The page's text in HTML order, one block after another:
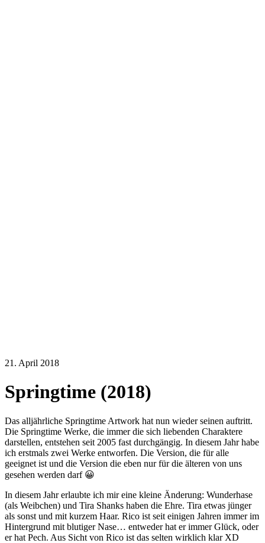
21. April 2018
Springtime (2018)
Das alljährliche Springtime Artwork hat nun wieder seinen auftritt.
Die Springtime Werke, die immer die sich liebenden Charaktere
darstellen, entstehen seit 2005 fast durchgängig. In diesem Jahr habe
ich erstmals zwei Werke entworfen. Die Version, die für alle
geeignet ist und die Version die eben nur für die älteren von uns
gesehen werden darf 😀
In diesem Jahr erlaubte ich mir eine kleine Änderung: Wunderhase
(als Weibchen) und Tira Shanks haben die Ehre. Tira etwas jünger
als sonst und mit kurzem Haar. Rico ist seit einigen Jahren immer im
Hintergrund mit blutiger Nase… entweder hat er immer Glück, oder
er hat Pech. Aus Sicht von Rico ist das selten wirklich klar XD